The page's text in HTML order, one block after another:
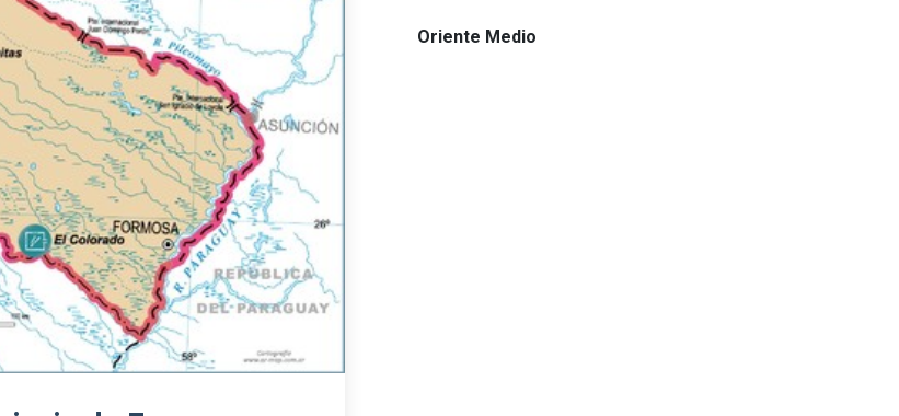
Oriente Medio